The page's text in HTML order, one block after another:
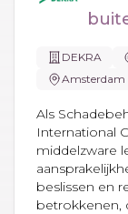
DEKRA
Amsterdam
Als
International
middelzware
beslissen en
betrokkenen,